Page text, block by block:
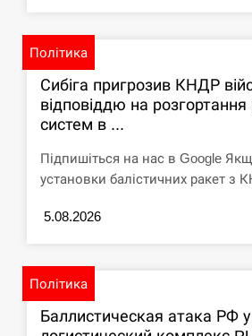
Політика
Сибіга пригрозив КНДР
відповіддю на
систем в ...
Підпишіться на нас в Google
установки балістичних ракет з
5.08.2026
Політика
Баллистическая атака РФ